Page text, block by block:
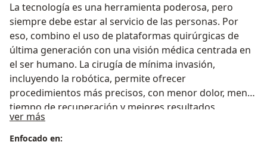
La tecnología es una herramienta poderosa, pero
siempre debe estar al servicio de las personas. Por
eso, combino el uso de plataformas quirúrgicas de
última generación con una visión médica centrada en
el ser humano. La cirugía de mínima invasión,
incluyendo la robótica, permite ofrecer
procedimientos más precisos, con menor dolor, menor
tiempo de recuperación y mejores resultados
estéticos y funcionales.
ver más
Enfocado en: